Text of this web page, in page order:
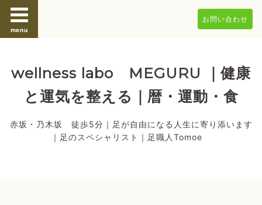
menu
お問い合わせ
wellness labo MEGURU ｜健康
と運気を整える｜暦・運動・食
赤坂・乃木坂 徒歩5分｜足が自由になる人生に寄り添います
｜足のスペシャリスト｜足職人Tomoe